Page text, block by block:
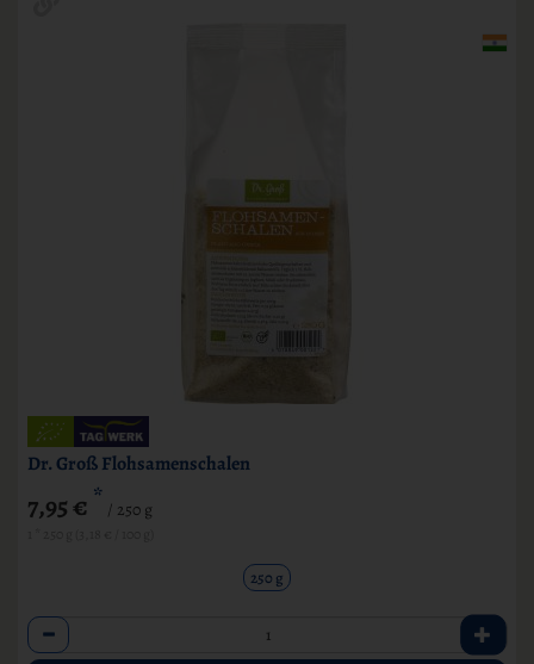
Dr. Groß Flohsamenschalen
7,95 € * / 250 g
250 g
Anzahl